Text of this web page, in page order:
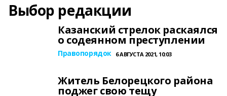
Выбор редакции
Казанский стрелок раскаялся
о содеянном преступлении
Правопорядок 6 АВГУСТА 2021, 10:03
Житель Белорецкого района
поджег свою тещу